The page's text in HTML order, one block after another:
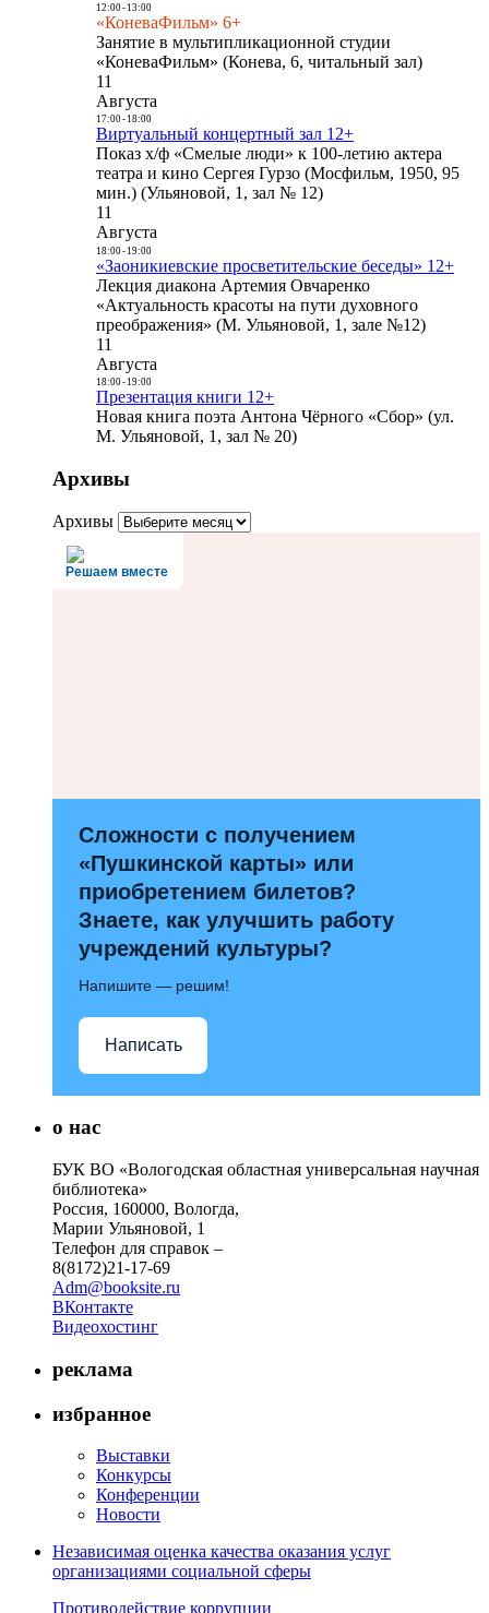
12:00- 13:00
«КоневаФильм» 6+
Занятие в мультипликационной студии
«КоневаФильм» (Конева, 6, читальный зал)
11
Августа
17:00- 18:00
Виртуальный концертный зал 12+
Показ х/ф «Смелые люди» к 100-летию актера
театра и кино Сергея Гурзо (Мосфильм, 1950, 95
мин.) (Ульяновой, 1, зал № 12)
11
Августа
18:00- 19:00
«Заоникиевские просветительские беседы» 12+
Лекция диакона Артемия Овчаренко
«Актуальность красоты на пути духовного
преображения» (М. Ульяновой, 1, зале №12)
11
Августа
18:00- 19:00
Презентация книги 12+
Новая книга поэта Антона Чёрного «Сбор» (ул.
М. Ульяновой, 1, зал № 20)
Архивы
Архивы
Решаем вместе
Сложности с получением
«Пушкинской карты» или
приобретением билетов?
Знаете, как улучшить работу
учреждений культуры?
Напишите — решим!
Написать
о нас
БУК ВО «Вологодская областная универсальная научная
библиотека»
Россия, 160000, Вологда,
Марии Ульяновой, 1
Телефон для справок –
8(8172)21-17-69
Adm@booksite.ru
ВКонтакте
Видеохостинг
реклама
избранное
Выставки
Конкурсы
Конференции
Новости
Независимая оценка качества оказания услуг
организациями социальной сферы
Противодействие коррупции